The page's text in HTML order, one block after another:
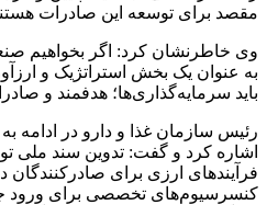
مقصد برای توسعه این صادرات
وی خاطرنشان کرد: اگر بخواهیم
به‌ عنوان یک بخش استراتژیک و
باید سرمایه‌گذاری‌ها؛ هدفمند و
رئیس سازمان غذا و دارو در ادامه
اشاره کرد و گفت: تدوین سند ملی
فرآیندهای ارزی برای صادرکنندگان
کنسرسیوم‌های تخصصی برای ورود